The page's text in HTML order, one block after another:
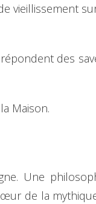
vieillissement
des
Maison.
Une
de la